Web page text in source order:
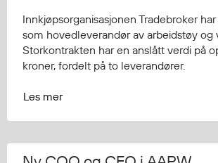
Innkjøpsorganisasjonen Tradebroker
som hovedleverandør av arbeidstøy og
Storkontrakten har en anslått verdi på
kroner, fordelt på to leverandører.
Les mer